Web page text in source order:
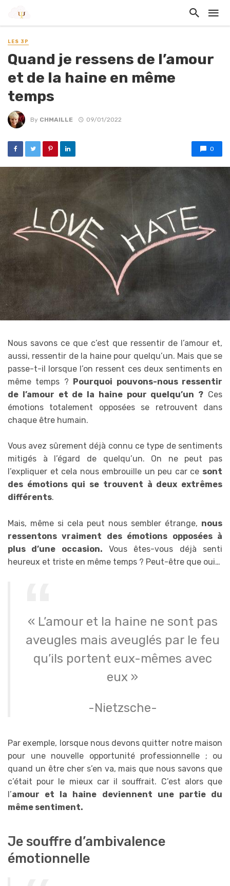
LES 3P
Quand je ressens de l’amour
et de la haine en même
temps
By CHMAILLE 09/01/2022
0
Nous savons ce que c’est que ressentir de l’amour et,
aussi, ressentir de la haine pour quelqu’un. Mais que se
passe-t-il lorsque l’on ressent ces deux sentiments en
même temps ? Pourquoi pouvons-nous ressentir
de l’amour et de la haine pour quelqu’un ? Ces
émotions totalement opposées se retrouvent dans
chaque être humain.
Vous avez sûrement déjà connu ce type de sentiments
mitigés à l’égard de quelqu’un. On ne peut pas
l’expliquer et cela nous embrouille un peu car ce sont
des émotions qui se trouvent à deux extrêmes
différents.
Mais, même si cela peut nous sembler étrange, nous
ressentons vraiment des émotions opposées à
plus d’une occasion. Vous êtes-vous déjà senti
heureux et triste en même temps ? Peut-être que oui…
« L’amour et la haine ne sont pas
aveugles mais aveuglés par le feu
qu’ils portent eux-mêmes avec
eux »
-Nietzsche-
Par exemple, lorsque nous devons quitter notre maison
pour une nouvelle opportunité professionnelle ; ou
quand un être cher s’en va, mais que nous savons que
c’était pour le mieux car il souffrait. C’est alors que
l’amour et la haine deviennent une partie du
même sentiment.
Je souffre d’ambivalence
émotionnelle